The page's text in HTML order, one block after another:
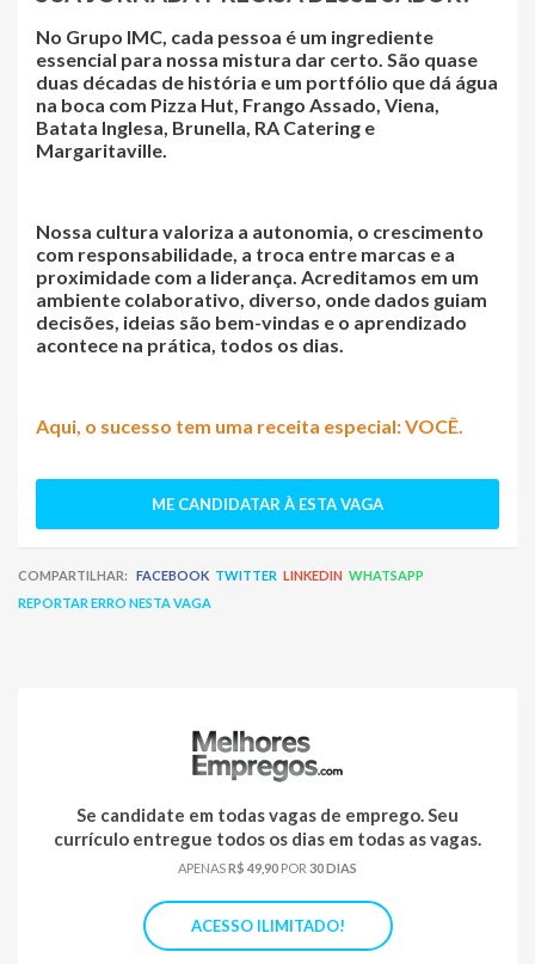
No Grupo IMC, cada pessoa é um ingrediente
essencial para nossa mistura dar certo. São quase
duas décadas de história e um portfólio que dá água
na boca com Pizza Hut, Frango Assado, Viena,
Batata Inglesa, Brunella, RA Catering e
Margaritaville.
Nossa cultura valoriza a autonomia, o crescimento
com responsabilidade, a troca entre marcas e a
proximidade com a liderança. Acreditamos em um
ambiente colaborativo, diverso, onde dados guiam
decisões, ideias são bem-vindas e o aprendizado
acontece na prática, todos os dias.
Aqui, o sucesso tem uma receita especial: VOCÊ.
ME CANDIDATAR À ESTA VAGA
COMPARTILHAR: FACEBOOK TWITTER LINKEDIN WHATSAPP
REPORTAR ERRO NESTA VAGA
Se candidate em todas vagas de emprego. Seu
currículo entregue todos os dias em todas as vagas.
APENASR$ 49,90 POR 30 DIAS
ACESSO ILIMITADO!